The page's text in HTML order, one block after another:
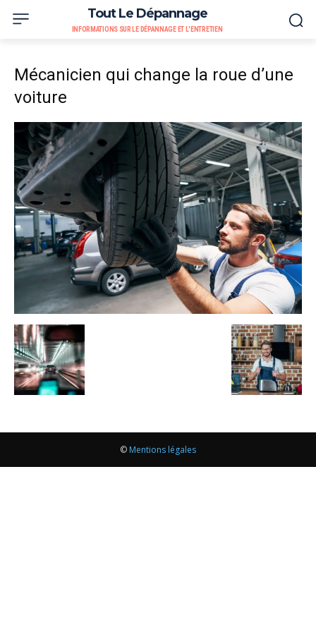
Tout Le Dépannage
INFORMATIONS SUR LE DÉPANNAGE ET L'ENTRETIEN
Mécanicien qui change la roue d’une
voiture
© Mentions légales